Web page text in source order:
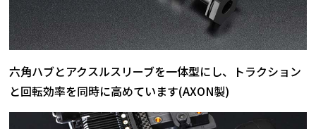
六角ハブとアクスルスリーブを一体型にし、トラクション
と回転効率を同時に高めています(AXON製)